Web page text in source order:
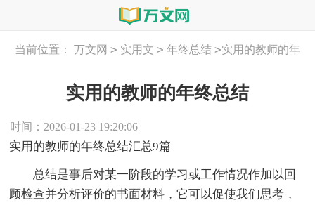
当前位置： 万文网 > 实用文 > 年终总结 >实用的教师的年
实用的教师的年终总结
时间：2026-01-23 19:20:06
实用的教师的年终总结汇总9篇
总结是事后对某一阶段的学习或工作情况作加以回
顾检查并分析评价的书面材料，它可以促使我们思考，